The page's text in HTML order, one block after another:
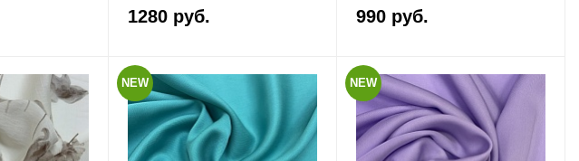
1280 руб. 990 руб.
NEW NEW